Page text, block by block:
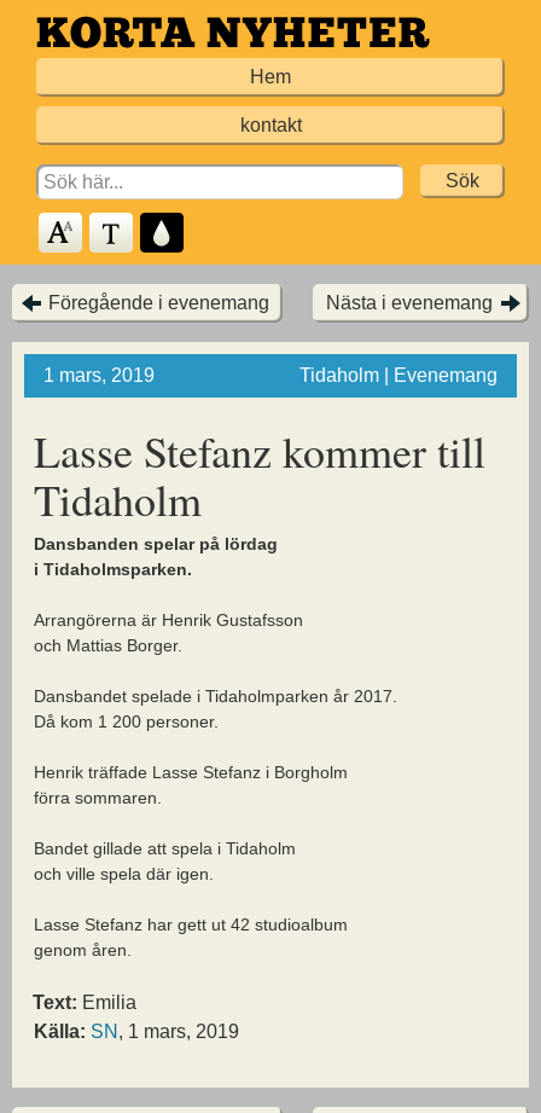
Hoppa
till
Hem
kontakt
Search
for:
Föregående i evenemang Nästa i evenemang
1 mars, 2019 Tidaholm | Evenemang
Lasse Stefanz kommertill
Tidaholm
Dansbanden spelar på lördag
i Tidaholmsparken.
Arrangörerna är Henrik Gustafsson
och Mattias Borger.
Dansbandet spelade i Tidaholmparken år 2017.
Då kom 1 200 personer.
Henrik träffade Lasse Stefanz i Borgholm
förra sommaren.
Bandet gillade att spela i Tidaholm
och ville spela där igen.
Lasse Stefanz har gett ut 42 studioalbum
genom åren.
Text: Emilia
Källa: SN , 1 mars, 2019